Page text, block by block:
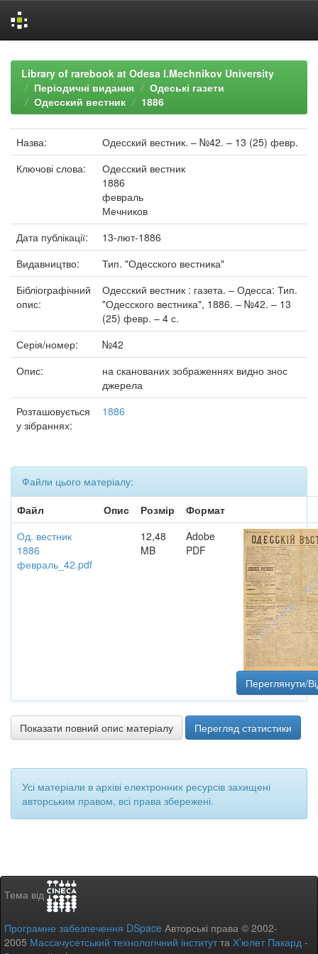
navigationLibrary of rarebook at Odesa I.Mechnikov University
Періодичні видання
Одеські газети
Одесский вестник
1886
Назва:
Одесский вестник. – №42. – 13 (25) февр.
Ключові слова:
Одесский вестник
1886
февраль
Мечников
Дата публікації:
13-лют-1886
Видавництво:
Тип. "Одесского вестника"
Бібліографічний
опис:
Одесский вестник : газета. – Одесса: Тип.
"Одесского вестника", 1886. – №42. – 13
(25) февр. – 4 с.
Серія/номер:
№42
Опис:
на сканованих зображеннях видно знос
джерела
Розташовується
у зібраннях:
1886
Файли цього матеріалу:
Файл
Опис Розмір
Формат
Од. вестник
1886
февраль_42.pdf
12,48
MB
Adobe
PDF
Переглянути/
Показати повний опис матеріалу Перегляд статистики
Усі матеріали в архіві електронних ресурсів захищені
авторським правом, всі права збережені.
Тема від
Програмне забезпечення DSpace Авторські права © 2002-
2005 Массачусетський технологічний інститутта Х’юлет Пакард -